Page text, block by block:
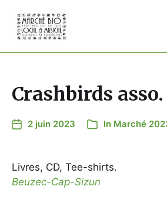
Crashbirds asso.
2 juin 2023 In Marché
Livres, CD, Tee-shirts.
Beuzec-Cap-Sizun